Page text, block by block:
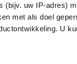
(bijv. uw IP-adres)
met als doel
U
voor in je
Tessa